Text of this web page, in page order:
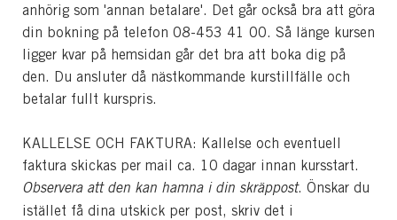
anhörig som 'annan betalare'. Det går också bra att göra
din bokning på telefon 08-453 41 00. Så länge kursen
ligger kvar på hemsidan går det bra att boka dig på
den. Du ansluter då nästkommande kurstillfälle och
betalar fullt kurspris.
KALLELSE OCH FAKTURA: Kallelse och eventuell
faktura skickas per mail ca. 10 dagar innan kursstart.
Observera att den kan hamna i din skräppost. Önskar du
istället få dina utskick per post, skriv det i